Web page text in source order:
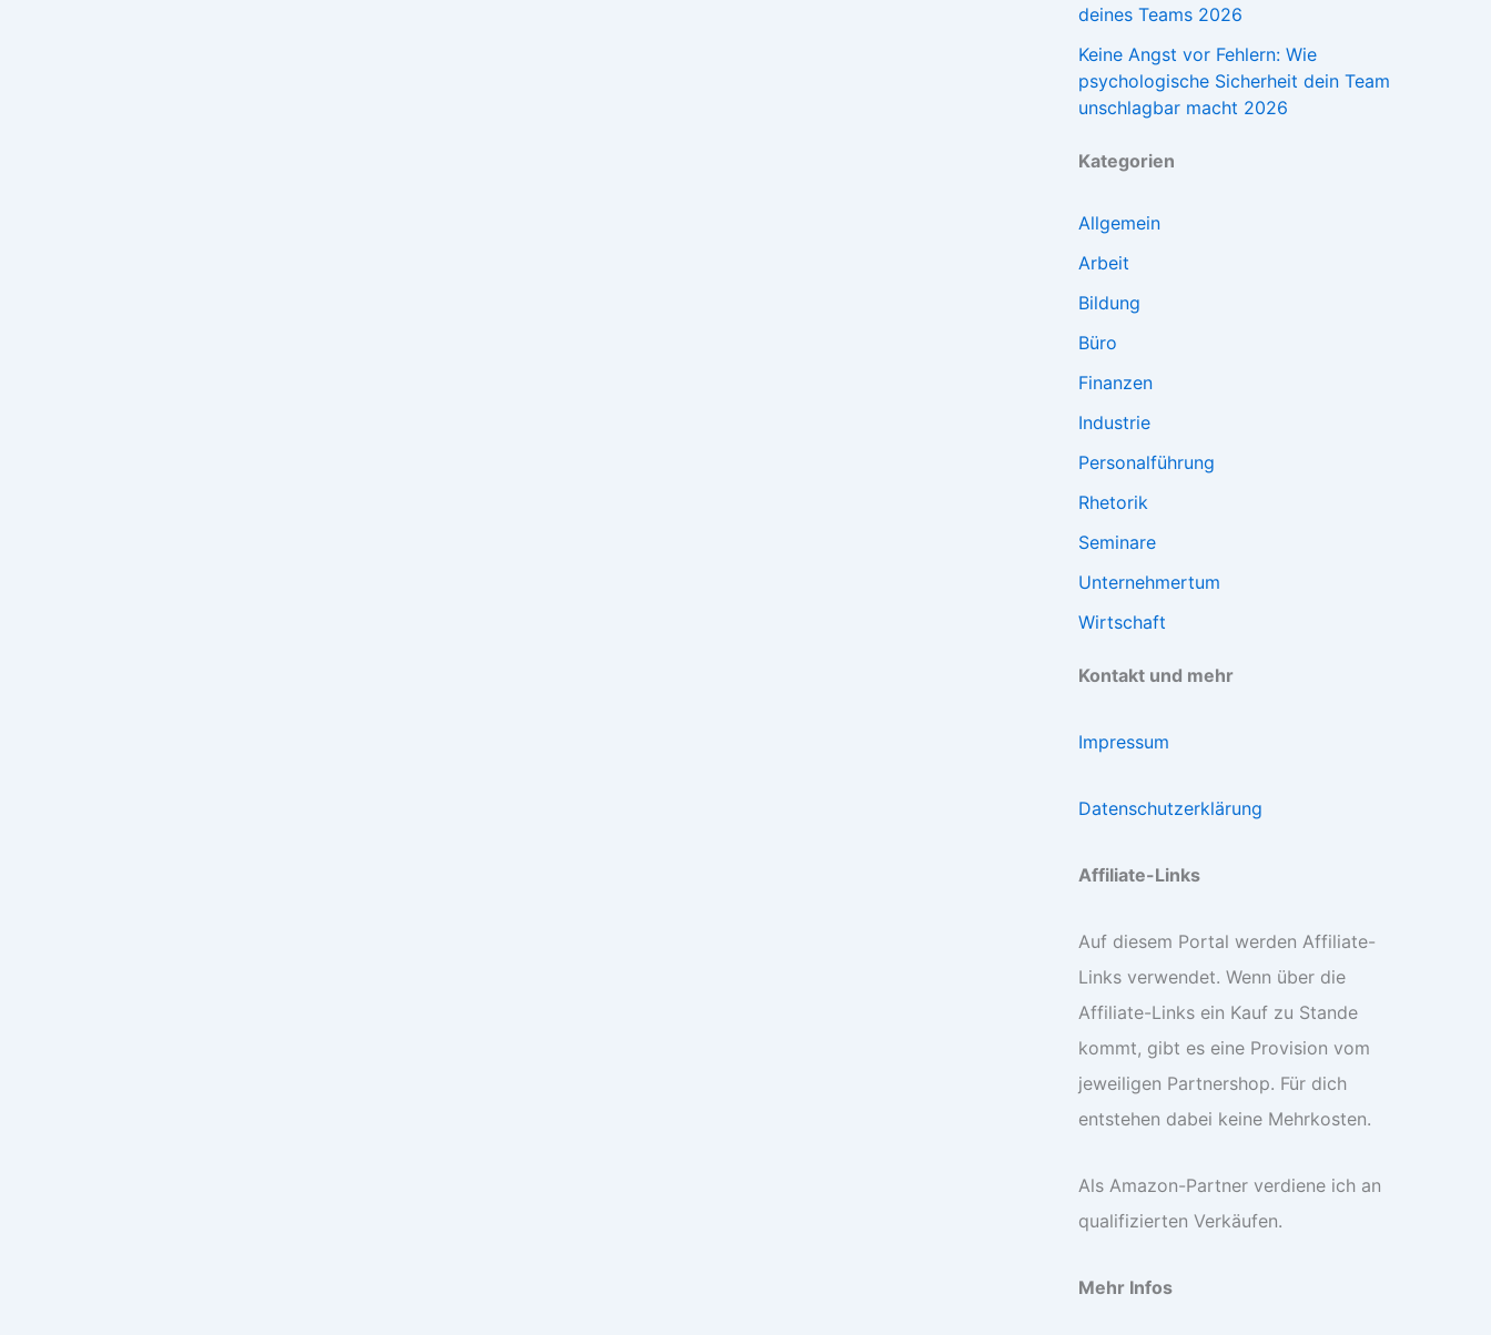
deines Teams 2026
Keine Angst vor Fehlern: Wie
psychologische Sicherheit dein Team
unschlagbar macht 2026
Kategorien
Allgemein
Arbeit
Bildung
Büro
Finanzen
Industrie
Personalführung
Rhetorik
Seminare
Unternehmertum
Wirtschaft
Kontakt und mehr
Impressum
Datenschutzerklärung
Affiliate-Links
Auf diesem Portal werden Affiliate-
Links verwendet. Wenn über die
Affiliate-Links ein Kauf zu Stande
kommt, gibt es eine Provision vom
jeweiligen Partnershop. Für dich
entstehen dabei keine Mehrkosten.
Als Amazon-Partner verdiene ich an
qualifizierten Verkäufen.
Mehr Infos